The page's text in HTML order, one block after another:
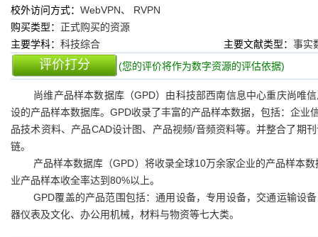
校外访问方式： WebVPN、 RVPN
购买类型： 正式购买的资源
主要学科： 科技综合 主要文献类型： 事实
评价打分 (您的评价将作为数字资源的评估依据)
尚维产品样本数据库（GPD）由科技部西南信息中心重庆尚唯
设的产品样本数据库。GPD收录了丰富的产品样本数据，包括：企
品技术资料、产品CAD设计图、产品视频/音频资料等。并整合了期
链。
产品样本数据库（GPD）将收录全球10万余家企业的产品样本
业产品样本收全率达到80%以上。
GPD覆盖的产品范围包括：通用设备，专用设备，交通运输设
器仪表及文化、办公用机械，材料与物资等七大类。